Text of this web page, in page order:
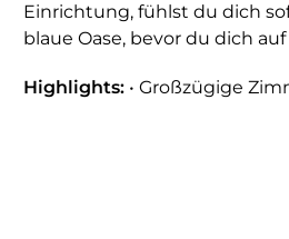
Einrichtung, fühlst du dich
blaue Oase, bevor du dich
Highlights: • Großzügige